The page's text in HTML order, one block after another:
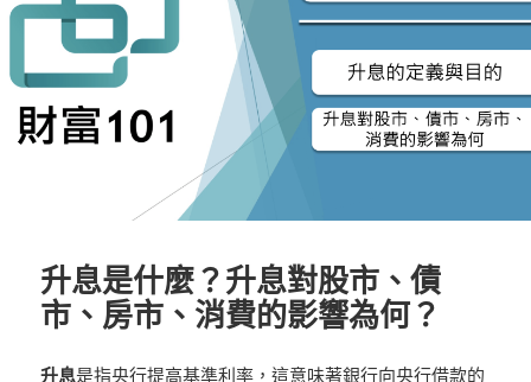
升息是什麼？升息對股市、債
市、房市、消費的影響為何？
升息是指央行提高基準利率，這意味著銀行向央行借款的